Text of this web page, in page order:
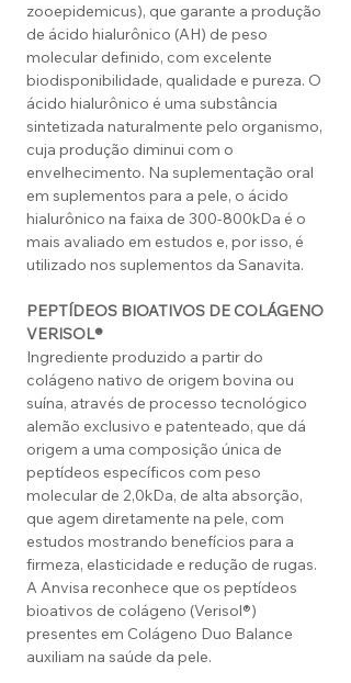
zooepidemicus), que garante a produção
de ácido hialurônico (AH) de peso
molecular definido, com excelente
biodisponibilidade, qualidade e pureza. O
ácido hialurônico é uma substância
sintetizada naturalmente pelo organismo,
cuja produção diminui com o
envelhecimento. Na suplementação oral
em suplementos para a pele, o ácido
hialurônico na faixa de 300-800kDa é o
mais avaliado em estudos e, por isso, é
utilizado nos suplementos da Sanavita.
PEPTÍDEOS BIOATIVOS DE COLÁGENO
VERISOL®
Ingrediente produzido a partir do
colágeno nativo de origem bovina ou
suína, através de processo tecnológico
alemão exclusivo e patenteado, que dá
origem a uma composição única de
peptídeos específicos com peso
molecular de 2,0kDa, de alta absorção,
que agem diretamente na pele, com
estudos mostrando benefícios para a
firmeza, elasticidade e redução de rugas.
A Anvisa reconhece que os peptídeos
bioativos de colágeno (Verisol®)
presentes em Colágeno Duo Balance
auxiliam na saúde da pele.